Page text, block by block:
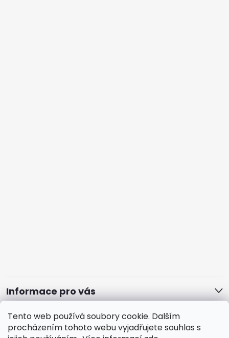
Tento web používá soubory cookie. Dalším
procházením tohoto webu vyjadřujete souhlas s
Informace pro vás